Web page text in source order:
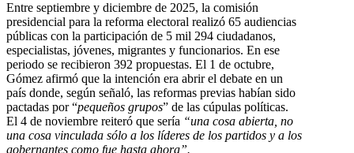
Entre septiembre y diciembre de 2025, la comisión
presidencial para la reforma electoral realizó 65 audiencias
públicas con la participación de 5 mil 294 ciudadanos,
especialistas, jóvenes, migrantes y funcionarios. En ese
periodo se recibieron 392 propuestas. El 1 de octubre,
Gómez afirmó que la intención era abrir el debate en un
país donde, según señaló, las reformas previas habían sido
pactadas por “pequeños grupos” de las cúpulas políticas.
El 4 de noviembre reiteró que sería “una cosa abierta, no
una cosa vinculada sólo a los líderes de los partidos y a los
gobernantes como fue hasta ahora”.